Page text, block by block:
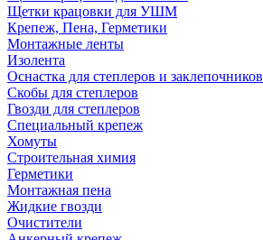
Щетки крацовки для УШМ
Крепеж, Пена, Герметики
Монтажные ленты
Изолента
Оснастка для степлеров и заклепочников
Скобы для степлеров
Гвозди для степлеров
Специальный крепеж
Хомуты
Строительная химия
Герметики
Монтажная пена
Жидкие гвозди
Очистители